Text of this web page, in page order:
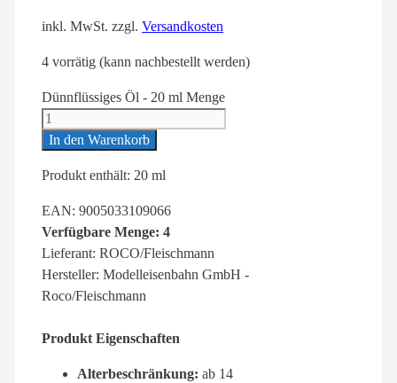
inkl. MwSt. zzgl. Versandkosten
4 vorrätig (kann nachbestellt werden)
Dünnflüssiges Öl - 20 ml Menge
In den Warenkorb
Produkt enthält: 20 ml
EAN: 9005033109066
Verfügbare Menge: 4
Lieferant: ROCO/Fleischmann
Hersteller: Modelleisenbahn GmbH -
Roco/Fleischmann
Produkt Eigenschaften
Alterbeschränkung: ab 14